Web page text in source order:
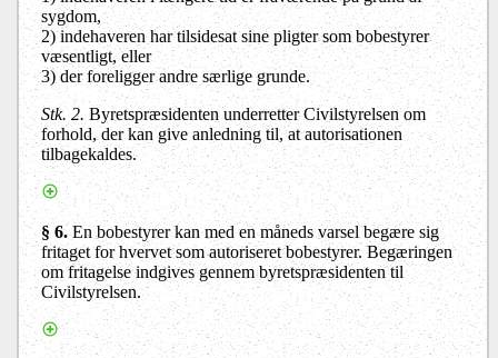
sygdom,
2)indehaveren har tilsidesat sine pligter som bobestyrer
væsentligt, eller
3) der foreligger andre særlige grunde.
Stk. 2. Byretspræsidenten underretter Civilstyrelsen om
forhold, der kan give anledning til, at autorisationen
tilbagekaldes.
§ 6. En bobestyrer kan med en måneds varsel begære sig
fritaget for hvervet som autoriseret bobestyrer. Begæringen
om fritagelse indgives gennem byretspræsidenten til
Civilstyrelsen.